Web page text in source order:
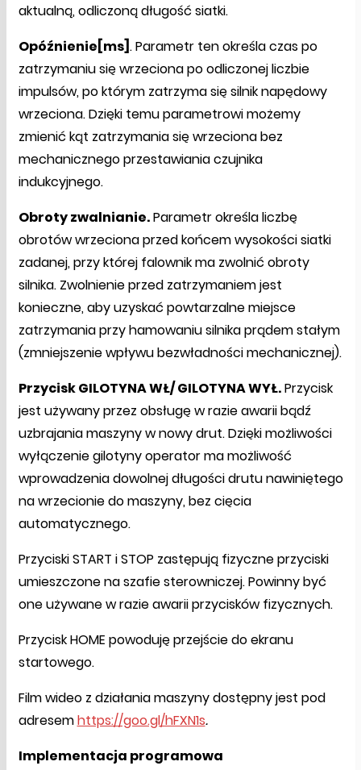
aktualną, odliczoną długość siatki.
Opóźnienie[ms]. Parametr ten określa czas po
zatrzymaniu się wrzeciona po odliczonej liczbie
impulsów, po którym zatrzyma się silnik napędowy
wrzeciona. Dzięki temu parametrowi możemy
zmienić kąt zatrzymania się wrzeciona bez
mechanicznego przestawiania czujnika
indukcyjnego.
Obroty zwalnianie.Parametr określa liczbę
obrotów wrzeciona przed końcem wysokości siatki
zadanej, przy której falownik ma zwolnić obroty
silnika. Zwolnienie przed zatrzymaniem jest
konieczne, aby uzyskać powtarzalne miejsce
zatrzymania przy hamowaniu silnika prądem stałym
(zmniejszenie wpływu bezwładności mechanicznej).
Przycisk GILOTYNA WŁ/ GILOTYNA WYŁ.Przycisk
jest używany przez obsługę w razie awarii bądź
uzbrajania maszyny w nowy drut. Dzięki możliwości
wyłączenie gilotyny operator ma możliwość
wprowadzenia dowolnej długości drutu nawiniętego
na wrzecionie do maszyny, bez cięcia
automatycznego.
Przyciski START i STOP zastępują fizyczne przyciski
umieszczone na szafie sterowniczej. Powinny być
one używane w razie awarii przycisków fizycznych.
Przycisk HOME powoduję przejście do ekranu
startowego.
Film wideo z działania maszyny dostępny jest pod
adresemhttps://goo.gl/hFXN1s.
Implementacja programowa